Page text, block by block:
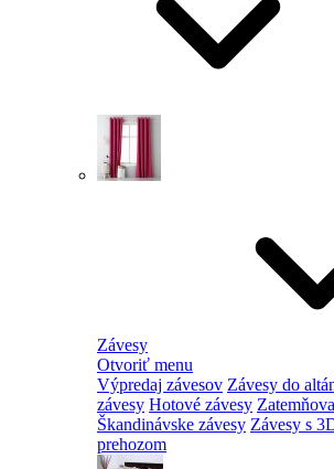
Závesy
Otvoriť menu
Výpredaj závesov Závesy do
závesy Hotové závesy
Škandinávske závesy Závesy s
prehozom